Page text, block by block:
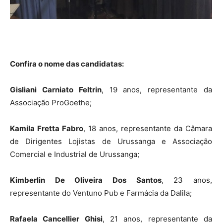
Confira o nome das candidatas:
Gisliani Carniato Feltrin, 19 anos, representante da
Associação ProGoethe;
Kamila Fretta Fabro, 18 anos, representante da Câmara
de Dirigentes Lojistas de Urussanga e Associação
Comercial e Industrial de Urussanga;
Kimberlin De Oliveira Dos Santos, 23 anos,
representante do Ventuno Pub e Farmácia da Dalila;
Rafaela Cancellier Ghisi, 21 anos, representante da